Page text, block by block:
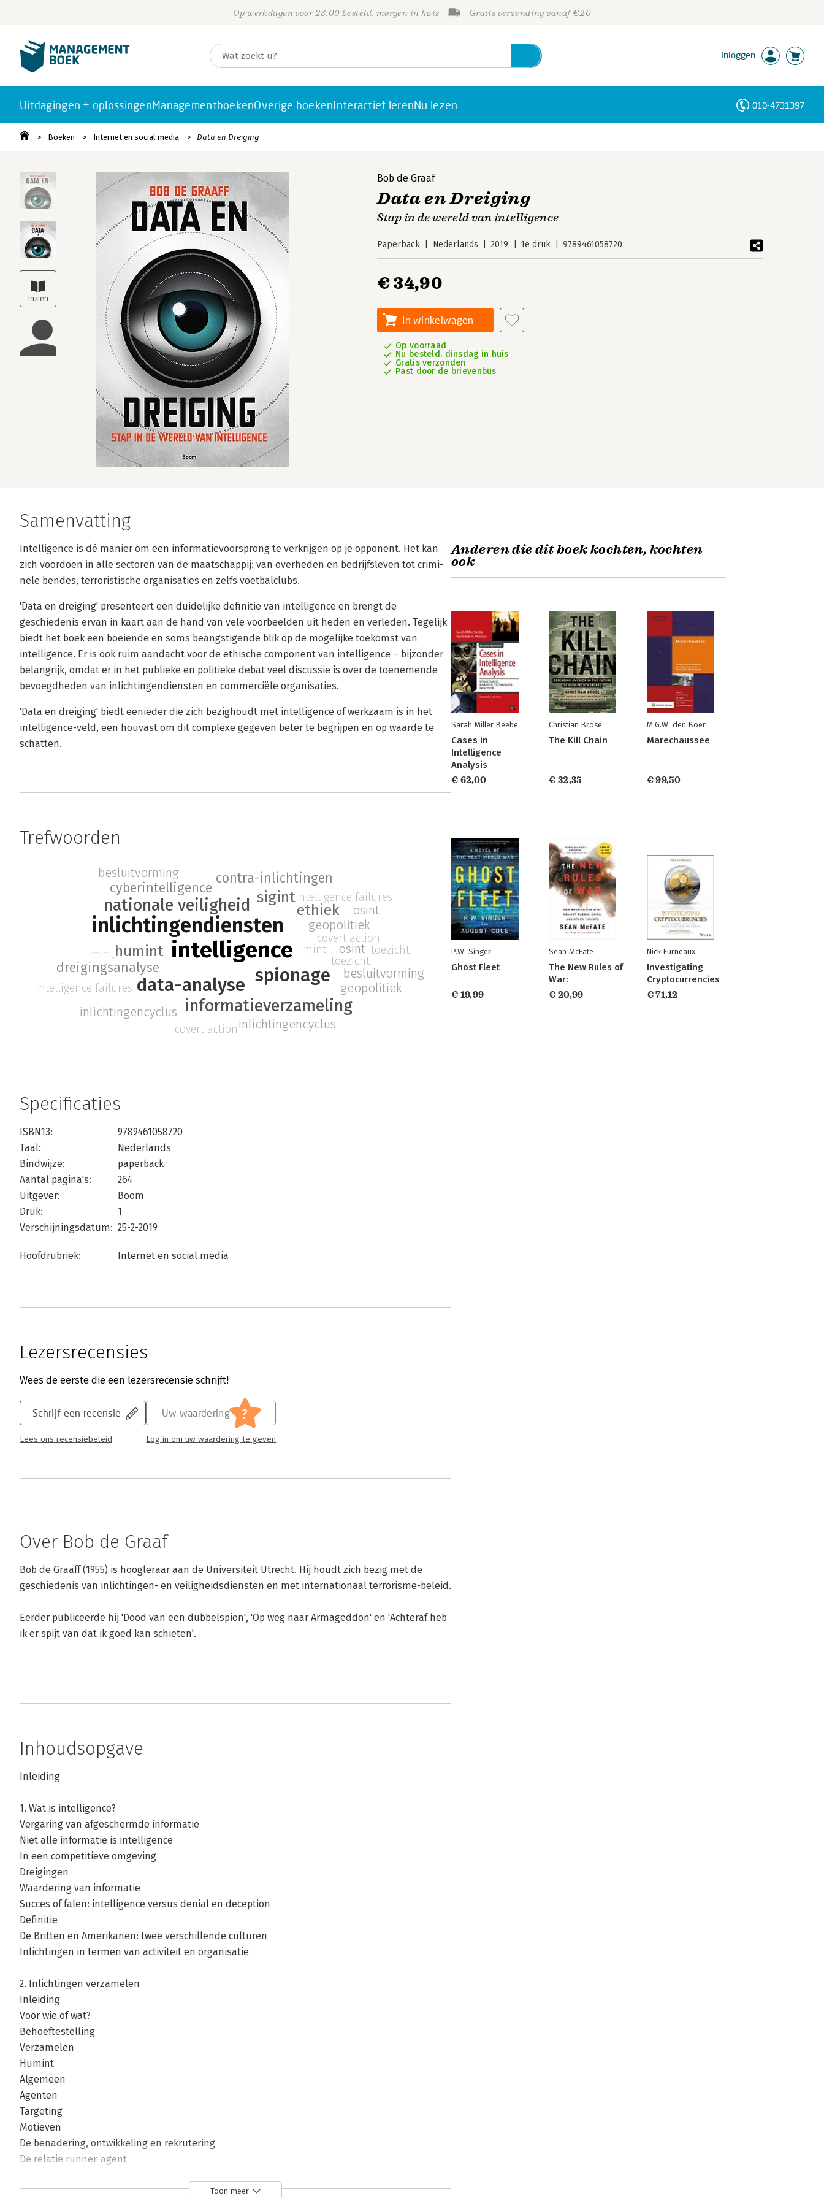
Op werkdagen voor 23:00 besteld, morgen in huis Gratis verzending vanaf €20
Inloggen
Uitdagingen + oplossingenManagementboekenOverige boekenInteractief lerenNu lezen 010-4731397
Boeken Internet en social media Data en Dreiging
Bob de Graaf
Data en Dreiging
Stap in de wereld van intelligence
Paperback Nederlands 2019 1e druk 9789461058720
€ 34,90
In winkelwagen
Op voorraad
Nu besteld, dinsdag in huis
Gratis verzonden
Past door de brievenbus
Samenvatting
Intelligence is dé manier om een informatievoorsprong te verkrijgen op je opponent. Het kan
zich voordoen in alle sectoren van de maatschappij: van overheden en bedrijfsleven tot crimi­
nele bendes, terroristische organisaties en zelfs voetbalclubs.
'Data en dreiging' presenteert een duidelijke definitie van intelligence en brengt de
geschiedenis ervan in kaart aan de hand van vele voorbeelden uit heden en verleden. Tegelijk
biedt het boek een boeiende en soms beangstigende blik op de mogelijke toekomst van
intelligence. Er is ook ruim aandacht voor de ethische component van intelligence – bijzonder
belangrijk, omdat er in het publieke en politieke debat veel discussie is over de toenemende
bevoegdheden van inlichtingendiensten en commerciële organisaties.
'Data en dreiging' biedt eenieder die zich bezighoudt met intelligence of werkzaam is in het
intelligence-veld, een houvast om dit complexe gegeven beter te begrijpen en op waarde te
schatten.
Trefwoorden
intelligence
inlichtingendiensten
spionage
data-analyse
nationale veiligheid
informatieverzameling
humint
sigint
ethiek
dreigingsanalyse
cyberintelligence
contra-inlichtingen
geopolitiek
covert action
imint
osint
toezicht
inlichtingencyclus
intelligence failures
besluitvorming
geopolitiek
covert action
imint
osint
toezicht
inlichtingencyclus
intelligence failures
besluitvorming
Specificaties
ISBN13:
9789461058720
Taal:
Nederlands
Bindwijze:
paperback
Aantal pagina's:
264
Uitgever:
Boom
Druk:
1
Verschijningsdatum: 25-2-2019
Hoofdrubriek: Internet en social media
Lezersrecensies
Wees de eerste die een lezersrecensie schrijft!
Schrijf een recensie
Lees ons recensiebeleid
Uw waardering ?
Log in om uw waardering te geven
Over Bob de Graaf
Bob de Graaff (1955) is hoogleraar aan de Universiteit Utrecht. Hij houdt zich bezig met de
geschiedenis van inlichtingen- en veiligheidsdiensten en met internationaal terrorisme-beleid.
Eerder publiceerde hij 'Dood van een dubbelspion', 'Op weg naar Armageddon' en 'Achteraf heb
ik er spijt van dat ik goed kan schieten'.
Inhoudsopgave
Inleiding
1. Wat is intelligence?
Vergaring van afgeschermde informatie
Niet alle informatie is intelligence
In een competitieve omgeving
Dreigingen
Waardering van informatie
Succes of falen: intelligence versus denial en deception
Definitie
De Britten en Amerikanen: twee verschillende culturen
Inlichtingen in termen van activiteit en organisatie
2. Inlichtingen verzamelen
Inleiding
Voor wie of wat?
Behoeftestelling
Verzamelen
Humint
Algemeen
Agenten
Targeting
Motieven
De benadering, ontwikkeling en rekrutering
De relatie runner-agent
Sigint
Toon meer
Anderen die dit boek kochten, kochten
ook
Sarah Miller Beebe
Cases in
Intelligence
Analysis
€ 62,00
Christian Brose
The Kill Chain
€ 32,35
M.G.W. den Boer
Marechaussee
€ 99,50
P.W. Singer
Ghost Fleet
€ 19,99
Sean McFate
The New Rules of
War:
€ 20,99
Nick Furneaux
Investigating
Cryptocurrencies
€ 71,12
Personen